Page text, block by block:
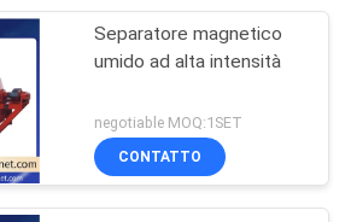
Separatore magnetico
umido ad alta intensità
negotiable MOQ:1SET
CONTATTO